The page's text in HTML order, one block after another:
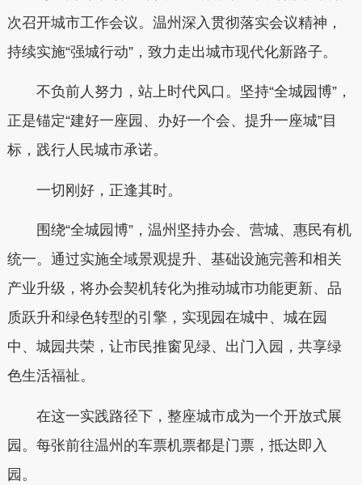
次召开城市工作会议。温州深入贯彻落实会议精神，
持续实施“强城行动”，致力走出城市现代化新路子。
不负前人努力，站上时代风口。坚持“全城园博”，
正是锚定“建好一座园、办好一个会、提升一座城”目
标，践行人民城市承诺。
一切刚好，正逢其时。
围绕“全城园博”，温州坚持办会、营城、惠民有机
统一。通过实施全域景观提升、基础设施完善和相关
产业升级，将办会契机转化为推动城市功能更新、品
质跃升和绿色转型的引擎，实现园在城中、城在园
中、城园共荣，让市民推窗见绿、出门入园，共享绿
色生活福祉。
在这一实践路径下，整座城市成为一个开放式展
园。每张前往温州的车票机票都是门票，抵达即入
园。